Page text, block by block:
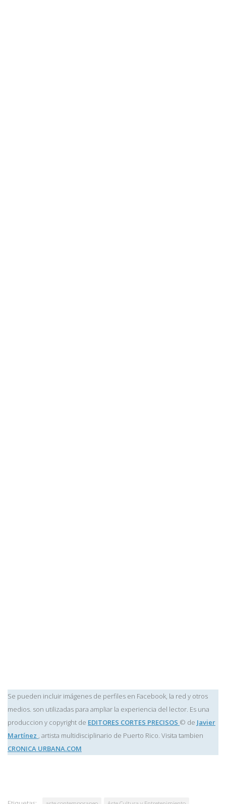
Se pueden incluir imágenes de perfiles en Facebook, la red y otros
medios. son utilizadas para ampliar la experiencia del lector. Es una
produccion y copyright de EDITORES CORTES PRECISOS © de Javier
Martínez , artista multidisciplinario de Puerto Rico. Visita tambien
CRONICA URBANA.COM